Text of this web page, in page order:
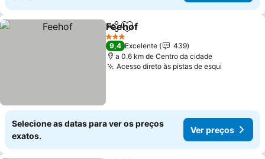
PartilharAdicionar aos favoritos
Feehof
3 Estrelas
9,4 Excelente
439
a 0.6 km de Centro da cidade
Acesso direto às pistas de esqui
Selecione as datas para ver os preços
exatos.
Ver preços